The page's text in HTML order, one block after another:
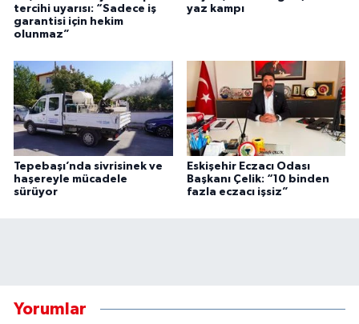
tercihi uyarısı: “Sadece iş
garantisi için hekim
olunmaz”
yaz kampı
Tepebaşı’nda sivrisinek ve
haşereyle mücadele
sürüyor
Eskişehir Eczacı Odası
Başkanı Çelik: “10 binden
fazla eczacı işsiz”
Yorumlar